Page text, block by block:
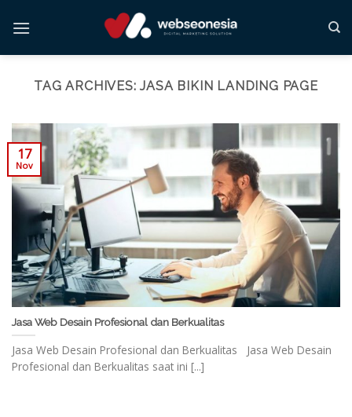
TAG ARCHIVES:JASA BIKIN LANDING PAGE
Jasa Web Desain Profesional dan Berkualitas
Jasa Web Desain Profesional dan Berkualitas Jasa Web Desain
Profesional dan Berkualitas saat ini [...]
17
Nov